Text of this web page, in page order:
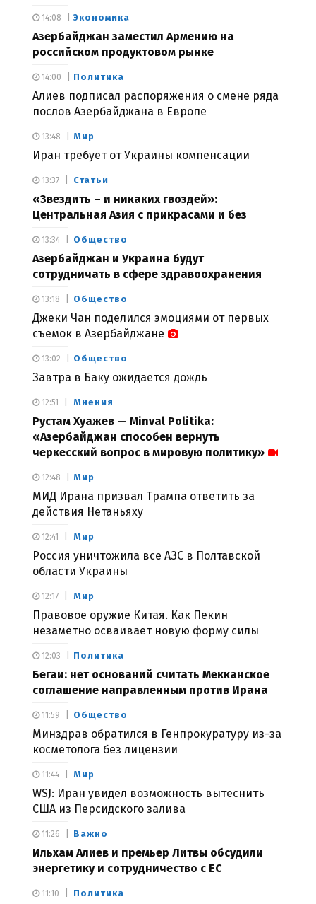
Экономика
Азербайджан заместил Армению на
российском продуктовом рынке
14:08
Политика
Алиев подписал распоряжения о смене ряда
послов Азербайджана в Европе
14:00
Мир
Иран требует от Украины компенсации
13:48
Статьи
«Звездить – и никаких гвоздей»:
Центральная Азия с прикрасами и без
13:37
Общество
Азербайджан и Украина будут
сотрудничать в сфере здравоохранения
13:34
Общество
Джеки Чан поделился эмоциями от первых
съемок в Азербайджане
13:18
Общество
Завтра в Баку ожидается дождь
13:02
Мнения
Рустам Хуажев — Minval Politika:
«Азербайджан способен вернуть
черкесский вопрос в мировую политику»
12:51
Мир
МИД Ирана призвал Трампа ответить за
действия Нетаньяху
12:48
Мир
Россия уничтожила все АЗС в Полтавской
области Украины
12:41
Мир
Правовое оружие Китая. Как Пекин
незаметно осваивает новую форму силы
12:17
Политика
Бегаи: нет оснований считать Мекканское
соглашение направленным против Ирана
12:03
Общество
Минздрав обратился в Генпрокуратуру из-за
косметолога без лицензии
11:59
Мир
WSJ: Иран увидел возможность вытеснить
США из Персидского залива
11:44
Важно
Ильхам Алиев и премьер Литвы обсудили
энергетику и сотрудничество с ЕС
11:26
Политика
11:10